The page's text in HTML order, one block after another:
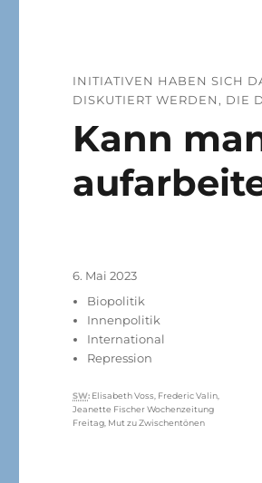
INITIATIVEN HABEN SICH
DISKUTIERT WERDEN, DIE
Kann
Veröffentlicht
6. Mai 2023
Kategorien
Biopolitik
Innenpolitik
International
Repression
Schlagwörter
SW: Elisabeth Voss Frederic Valin
Jeanette Fischer Wochenzeitung
Freitag Mut zu Zwischentönen